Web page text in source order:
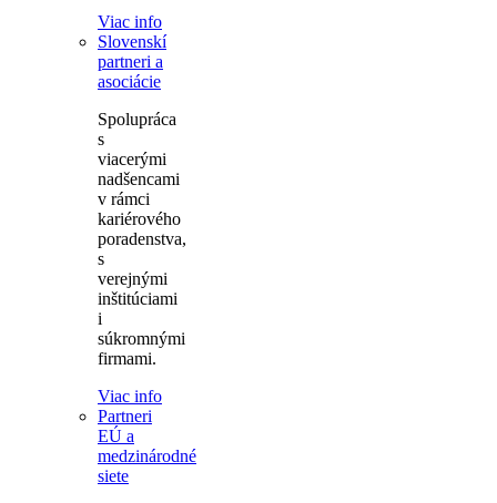
Viac info
Slovenskí
partneri a
asociácie
Spolupráca
s
viacerými
nadšencami
v rámci
kariérového
poradenstva,
s
verejnými
inštitúciami
i
súkromnými
firmami.
Viac info
Partneri
EÚ a
medzinárodné
siete